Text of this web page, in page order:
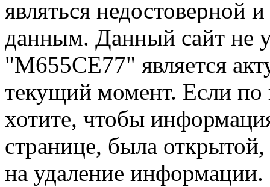
являться недостоверной
данным. Данный сайт не
"М655СЕ77" является
текущий момент. Если
хотите, чтобы
странице, была открытой,
на удаление информации.